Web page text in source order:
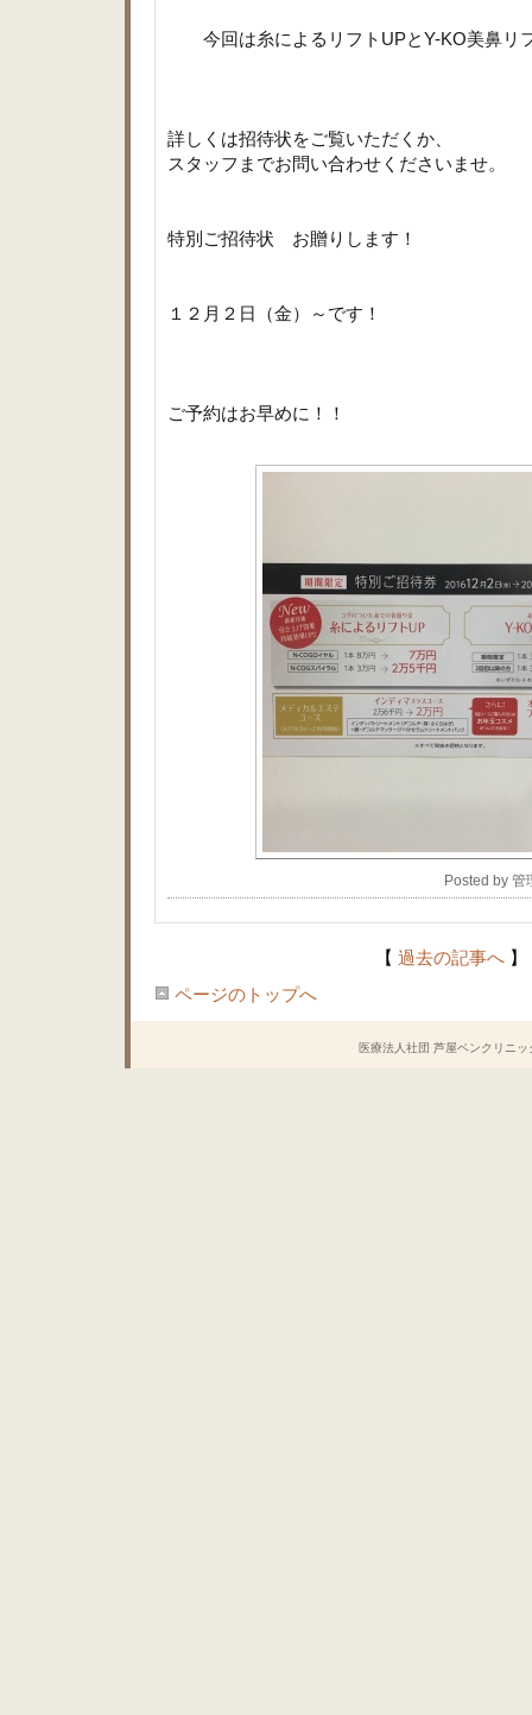
今回は糸によるリフトUPとY-KO美鼻リ
詳しくは招待状をご覧いただくか、
スタッフまでお問い合わせくださいませ。
特別ご招待状 お贈りします！
１２月２日（金）～です！
ご予約はお早めに！！
Posted by
【 過去の記事へ 】
ページのトップへ
医療法人社団 芦屋ベンクリニ